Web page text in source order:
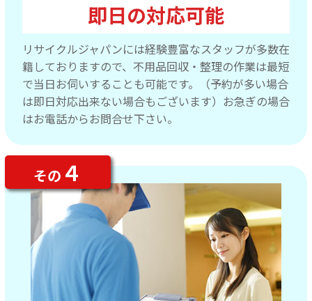
即日の対応可能
リサイクルジャパンには経験豊富なスタッフが多数在
籍しておりますので、不用品回収・整理の作業は最短
で当日お伺いすることも可能です。（予約が多い場合
は即日対応出来ない場合もございます）お急ぎの場合
はお電話からお問合せ下さい。
その ４